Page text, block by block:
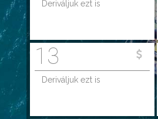
Deriváljuk ezt is
13
Deriváljuk ezt is